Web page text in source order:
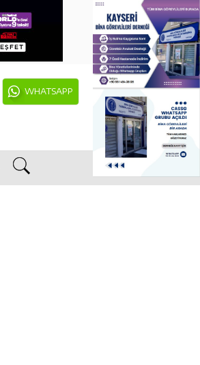
WHATSAPP